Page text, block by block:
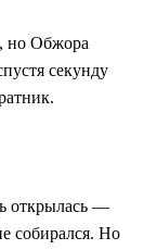
но Обжора
секунду
открылась ―
собирался. Но